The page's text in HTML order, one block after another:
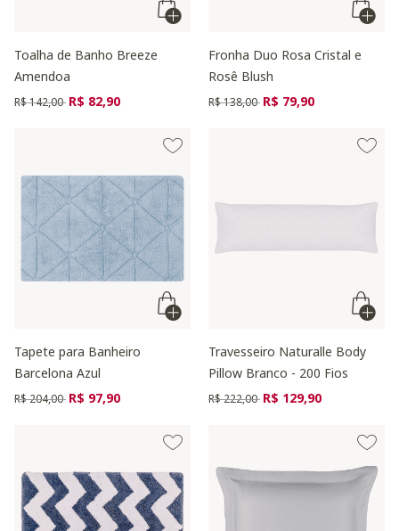
Toalha de Banho Breeze
Amendoa
Preço reduzido de
R$ 142,00 para
R$ 82,90
Fronha Duo Rosa Cristal e
Rosê Blush
Preço reduzido de
R$ 138,00 para
R$ 79,90
Tapete para Banheiro
Barcelona Azul
Preço reduzido de
R$ 204,00 para
R$ 97,90
Travesseiro Naturalle Body
Pillow Branco - 200 Fios
Preço reduzido de
R$ 222,00 para
R$ 129,90